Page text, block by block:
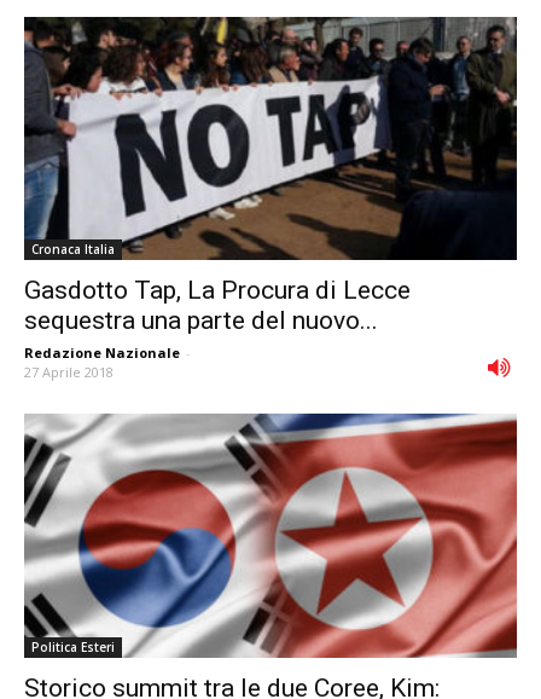
Cronaca Italia
Gasdotto Tap, La Procura di Lecce
sequestra una parte del nuovo...
Redazione Nazionale -
27 Aprile 2018
Politica Esteri
Storico summit tra le due Coree, Kim: